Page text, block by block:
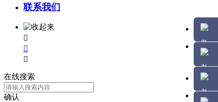
联系我们



在线搜索
确认